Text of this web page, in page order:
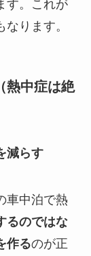
す。これが
ります。
熱中症は絶
減らす
車中泊で熱
るのではな
作るのが正